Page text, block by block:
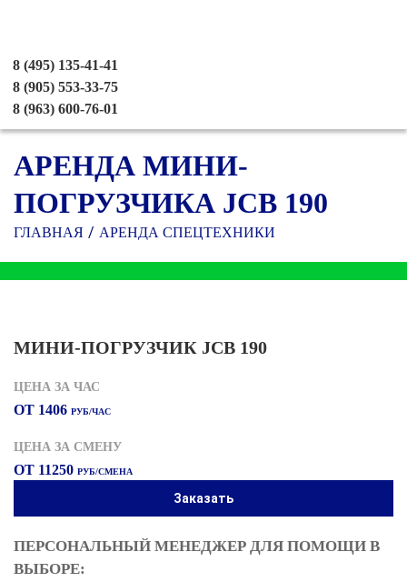
8 (495) 135-41-41
8 (905) 553-33-75
8 (963) 600-76-01
АРЕНДА МИНИ-
ПОГРУЗЧИКА JCB 190
ГЛАВНАЯ АРЕНДА СПЕЦТЕХНИКИ
МИНИ-ПОГРУЗЧИК JCB 190
ЦЕНА ЗА ЧАС
ОТ 1406 РУБ/ЧАС
ЦЕНА ЗА СМЕНУ
ОТ 11250 РУБ/СМЕНА
Заказать
ПЕРСОНАЛЬНЫЙ МЕНЕДЖЕР ДЛЯ ПОМОЩИ В
ВЫБОРЕ: